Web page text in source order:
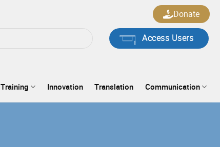
Access Users
Donate
Training Innovation Translation Communication